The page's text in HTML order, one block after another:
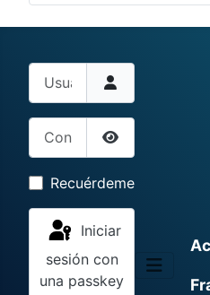
Usuario
Contraseña
Mostrar
Recuérdeme
sesión con
una passkey